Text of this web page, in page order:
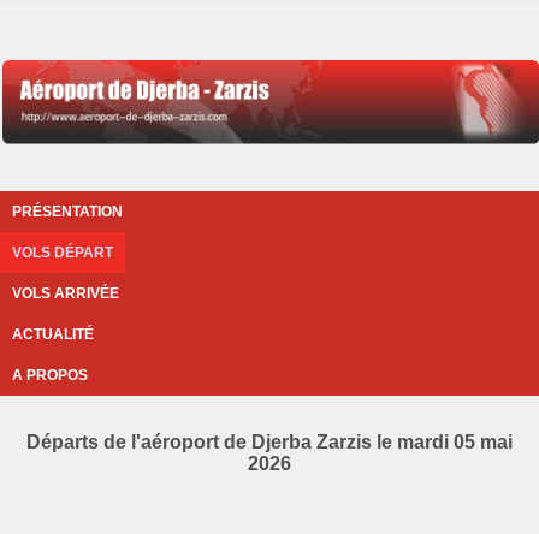
PRÉSENTATION
VOLS DÉPART
VOLS ARRIVÉE
ACTUALITÉ
A PROPOS
Départs de l'aéroport de Djerba Zarzis le mardi 05 mai
2026